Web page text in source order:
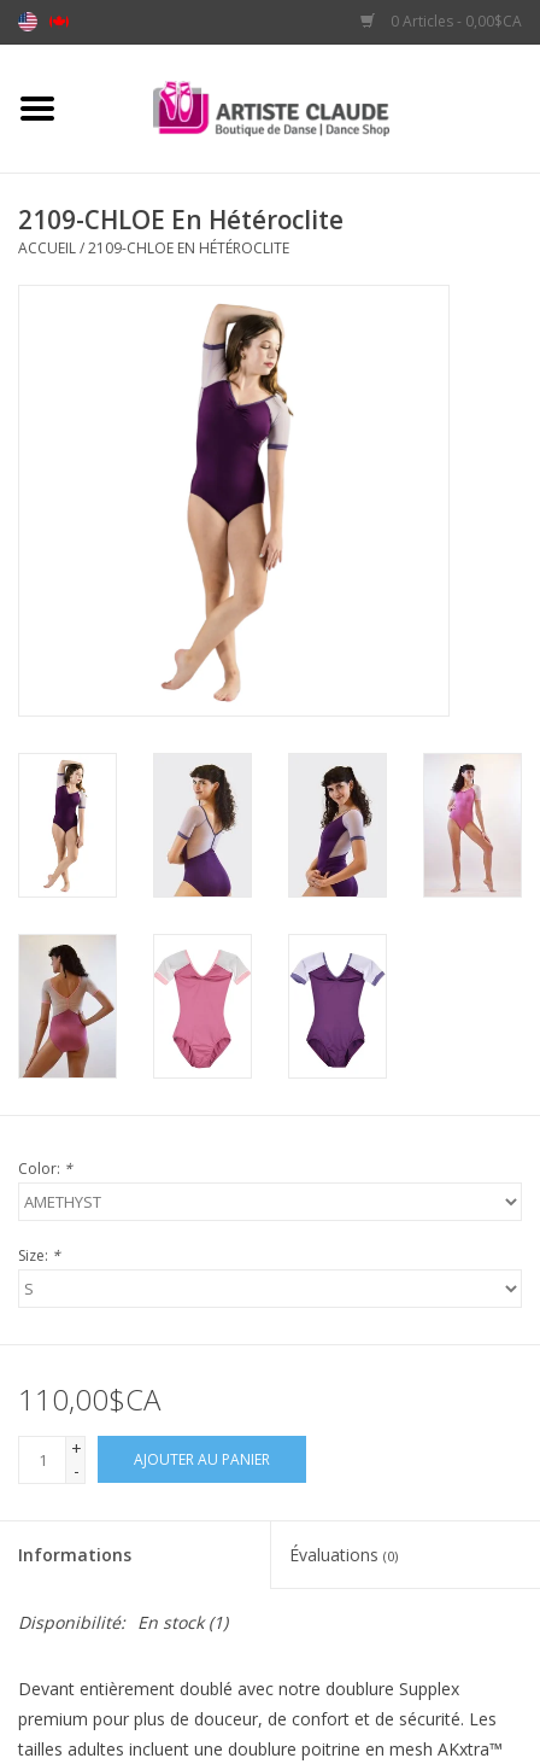
0 Articles - 0,00$CA
Accueil
Vêtements
2109-CHLOE En Hétéroclite
ACCUEIL/2109-CHLOE EN HÉTÉROCLITE
Color: *
Size: *
110,00$CA
+
-
AJOUTER AU PANIER
Informations Évaluations (0)
Disponibilité: En stock(1)
Devant entièrement doublé avec notre doublure Supplex
premium pour plus de douceur, de confort et de sécurité. Les
tailles adultes incluent une doublure poitrine en mesh AKxtra™